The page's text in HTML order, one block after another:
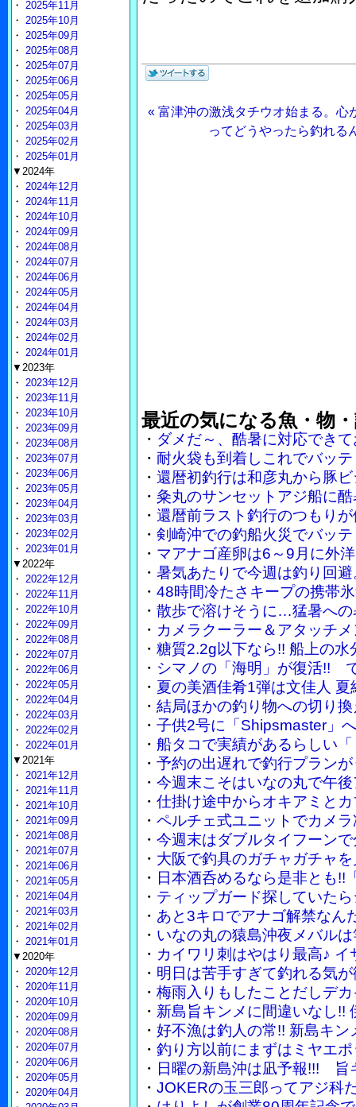
« 富津沖の激浅タチウオ始まる。心
ってどうやったら釣れ
最近の気になる魚・物
・ ダメだ～、酷暑に対応でき
・ 耐火袋も到着しこれでバッ
・ 還暦初釣行は和彦丸から豚
・ 粂丸のサンセットアジ船に
・ 還暦前ラスト釣行のつもり
・ 剣崎沖での釣船火災でバッ
・ マアナゴ産卵は6～9月に外
・ 暑気あたりで今週は釣り回
・ 48時間冷たさキープの携帯
・ 散歩で溶けそうに…猛暑へ
・ カメラクーラー＆アタッチ
・ 糖質2.2g以下なら!! 船上の
・ シマノの「海明」が復活!!
・ 夏の美酒佳肴1弾は文佳人
・ 結局ほかの釣り物への切り
・ 子供2号に「Shipsmaster」
・ 船タコで実績があるらしい
・ 予約の出遅れで釣行プラン
・ 今週末こそはいなの丸で午
・ 仕掛け途中からオキアミと
・ ペルチェ式ユニットでカメ
・ 今週末はダブルタイフーン
・ 大阪で釣具のガチャガチャ
・ 日本酒呑めるなら是非とも!!
・ ティップガード探していた
・ あと3キロでアナゴ解禁なん
・ いなの丸の猿島沖夜メバル
・ カイワリ刺はやはり最高♪
・ 明日は苦手すぎて釣れる気
・ 梅雨入りもしたことだしデ
・ 新島旨キンメに間違いなし!!
・ 好不漁は釣人の常!! 新島キ
・ 釣り方以前にまずはミヤエ
・ 日曜の新島沖は凪予報!!! 旨
・ JOKERの玉三郎ってアジ科
・ 2025年11月
・ 2025年10月
・ 2025年09月
・ 2025年08月
・ 2025年07月
・ 2025年06月
・ 2025年05月
・ 2025年04月
・ 2025年03月
・ 2025年02月
・ 2025年01月
▼2024年
・ 2024年12月
・ 2024年11月
・ 2024年10月
・ 2024年09月
・ 2024年08月
・ 2024年07月
・ 2024年06月
・ 2024年05月
・ 2024年04月
・ 2024年03月
・ 2024年02月
・ 2024年01月
▼2023年
・ 2023年12月
・ 2023年11月
・ 2023年10月
・ 2023年09月
・ 2023年08月
・ 2023年07月
・ 2023年06月
・ 2023年05月
・ 2023年04月
・ 2023年03月
・ 2023年02月
・ 2023年01月
▼2022年
・ 2022年12月
・ 2022年11月
・ 2022年10月
・ 2022年09月
・ 2022年08月
・ 2022年07月
・ 2022年06月
・ 2022年05月
・ 2022年04月
・ 2022年03月
・ 2022年02月
・ 2022年01月
▼2021年
・ 2021年12月
・ 2021年11月
・ 2021年10月
・ 2021年09月
・ 2021年08月
・ 2021年07月
・ 2021年06月
・ 2021年05月
・ 2021年04月
・ 2021年03月
・ 2021年02月
・ 2021年01月
▼2020年
・ 2020年12月
・ 2020年11月
・ 2020年10月
・ 2020年09月
・ 2020年08月
・ 2020年07月
・ 2020年06月
・ 2020年05月
・ 2020年04月